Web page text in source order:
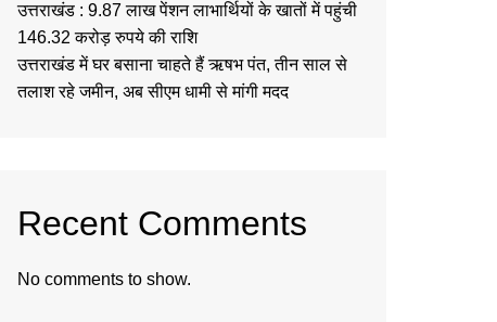
उत्तराखंड : 9.87 लाख पेंशन लाभार्थियों के खातों में पहुंची
146.32 करोड़ रुपये की राशि
उत्तराखंड में घर बसाना चाहते हैं ऋषभ पंत, तीन साल से
तलाश रहे जमीन, अब सीएम धामी से मांगी मदद
Recent Comments
No comments to show.